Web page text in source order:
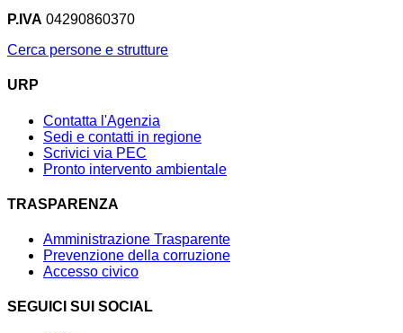
P.IVA 04290860370
Cerca persone e strutture
URP
Contatta l'Agenzia
Sedi e contatti in regione
Scrivici via PEC
Pronto intervento ambientale
TRASPARENZA
Amministrazione Trasparente
Prevenzione della corruzione
Accesso civico
SEGUICI SUI SOCIAL